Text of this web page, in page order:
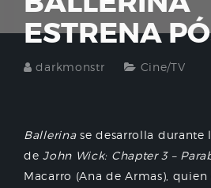
ESTRENA
darkmonstr Cine/TV
Ballerinase desarrolla durante
deJohn Wick: Chapter 3 –
Macarro (Ana de Armas),